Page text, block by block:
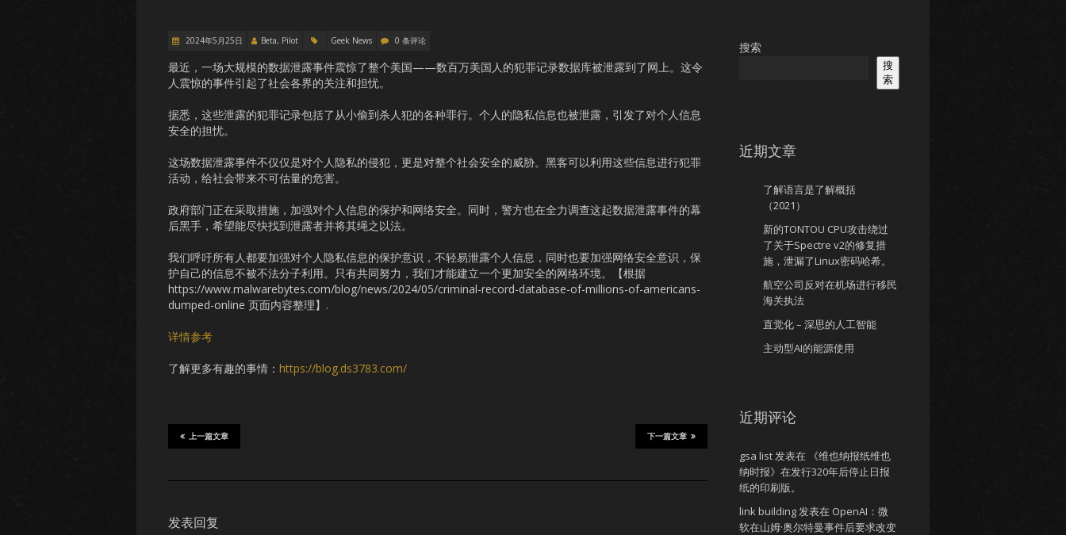
2024年5月25日 Beta, Pilot Geek News 0 条评论
最近，一场大规模的数据泄露事件震惊了整个美国——数百万美国人的犯罪记录数据库被泄露到了网上。这令
人震惊的事件引起了社会各界的关注和担忧。
据悉，这些泄露的犯罪记录包括了从小偷到杀人犯的各种罪行。个人的隐私信息也被泄露，引发了对个人信息
安全的担忧。
这场数据泄露事件不仅仅是对个人隐私的侵犯，更是对整个社会安全的威胁。黑客可以利用这些信息进行犯罪
活动，给社会带来不可估量的危害。
政府部门正在采取措施，加强对个人信息的保护和网络安全。同时，警方也在全力调查这起数据泄露事件的幕
后黑手，希望能尽快找到泄露者并将其绳之以法。
我们呼吁所有人都要加强对个人隐私信息的保护意识，不轻易泄露个人信息，同时也要加强网络安全意识，保
护自己的信息不被不法分子利用。只有共同努力，我们才能建立一个更加安全的网络环境。【根据
https://www.malwarebytes.com/blog/news/2024/05/criminal-record-database-of-millions-of-americans-
dumped-online 页面内容整理】.
详情参考
了解更多有趣的事情： https://blog.ds3783.com/
下一篇文章
上一篇文章
发表回复
搜索
搜
索
近期文章
了解语言是了解概括
（2021）
新的TONTOU CPU攻击绕过
了关于Spectre v2的修复措
施，泄漏了Linux密码哈希。
航空公司反对在机场进行移民
海关执法
直觉化 – 深思的人工智能
主动型AI的能源使用
近期评论
gsa list发表在
《维也纳报纸维也
纳时报》在发行320年后停止日报
纸的印刷版。
link building发表在 OpenAI：微
软在山姆·奥尔特曼事件后要求改变